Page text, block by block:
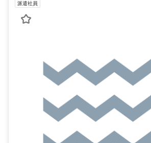
派遣社員